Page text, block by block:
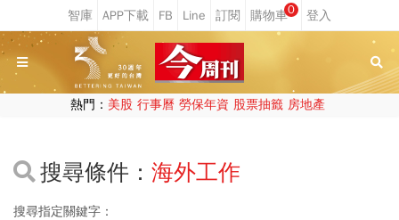
0
熱門： 美股 行事曆 勞保年資 股票抽籤 房地產
搜尋條件： 海外工作
搜尋指定關鍵字：